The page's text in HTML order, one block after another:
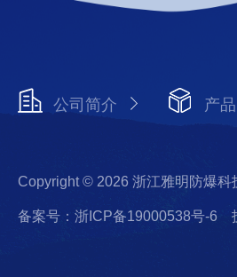
公司简介 产
Copyright © 2026 浙江雅明防爆科
备案号：浙ICP备19000538号-6